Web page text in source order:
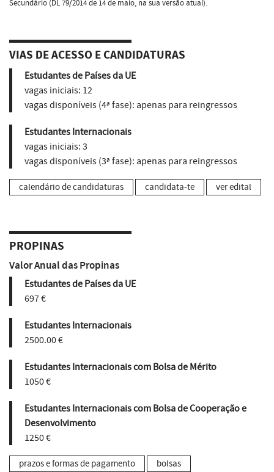
Secundário (DL 79/2014 de 14 de maio, na sua versão atual).
VIAS DE ACESSO E CANDIDATURAS
Estudantes de Países da UE
vagas iniciais: 12
vagas disponíveis (4ª fase): apenas para reingressos
Estudantes Internacionais
vagas iniciais: 3
vagas disponíveis (3ª fase): apenas para reingressos
calendário de candidaturas candidata-te ver edital
PROPINAS
Valor Anual das Propinas
Estudantes de Países da UE
697 €
Estudantes Internacionais
2500.00 €
Estudantes Internacionais com Bolsa de Mérito
1050 €
Estudantes Internacionais com Bolsa de Cooperação e
Desenvolvimento
1250 €
prazos e formas de pagamento bolsas